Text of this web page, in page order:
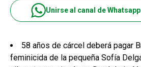
Unirse al canal de
58 años de cárcel deberá pagar
feminicida de la pequeña Sofía